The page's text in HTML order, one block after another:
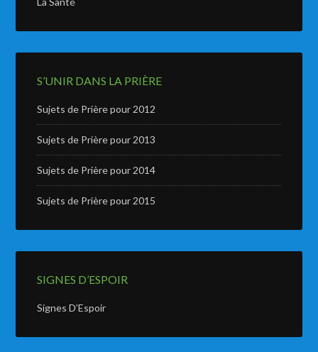
S’UNIR DANS LA PRIÈRE
Sujets de Prière pour 2012
Sujets de Prière pour 2013
Sujets de Prière pour 2014
Sujets de Prière pour 2015
SIGNES D’ESPOIR
Signes D’Espoir